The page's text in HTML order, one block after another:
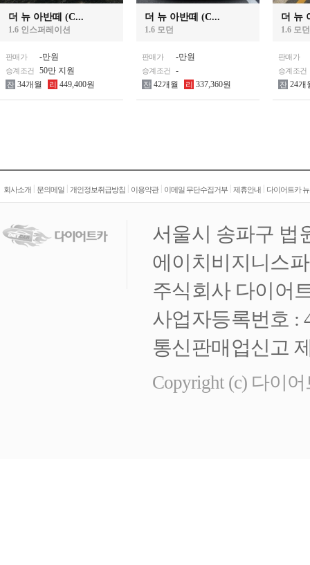
더 뉴 아반떼 (C...
1.6 인스퍼레이션
판매가 -만원
승계조건 50만 지원
잔 34개월 리 449,400원
더 뉴 아반떼 (C...
1.6 모던
판매가 -만원
승계조건 -
잔 42개월 리 337,360원
더 뉴
1.6 모던
판매가
승계조건
잔 24개
회사소개 문의메일 개인정보취급방침 이용약관| 이메일 무단수집거부 제휴안내 다이어트카
서울시 송파구 법
에이치비지니스
주식회사 다이어
사업자등록번호 :
통신판매업신고
Copyright (c) 다이